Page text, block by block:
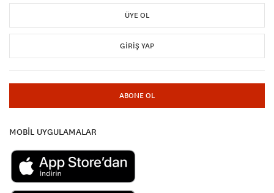
ÜYE OL
GIRIŞ YAP
ABONE OL
MOBİL UYGULAMALAR